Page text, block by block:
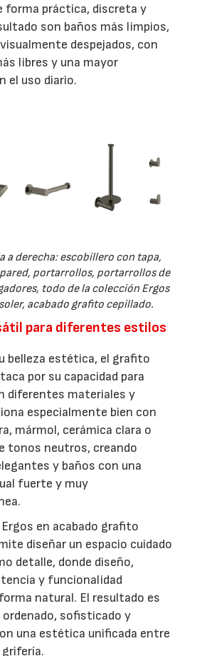
forma práctica, discreta y
son baños más limpios,
despejados, con
libres y una mayor
el uso diario.
a derecha: escobillero con tapa,
portarrollos, portarrollos de
todo de la colección Ergos
acabado grafito cepillado.
para diferentes estilos
belleza estética, el grafito
por su capacidad para
diferentes materiales y
especialmente bien con
mármol, cerámica clara o
tonos neutros, creando
y baños con una
fuerte y muy
en acabado grafito
diseñar un espacio cuidado
detalle, donde diseño,
y funcionalidad
natural. El resultado es
ordenado, sofisticado y
una estética unificada entre